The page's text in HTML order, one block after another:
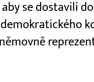
se dostavili